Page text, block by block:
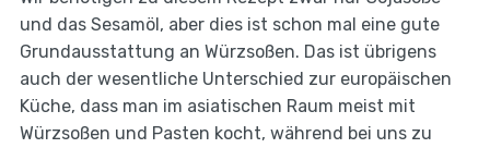
und das Sesamöl, aber dies ist schon mal eine gute
Grundausstattung an Würzsoßen. Das ist übrigens
auch der wesentliche Unterschied zur europäischen
Küche, dass man im asiatischen Raum meist mit
Würzsoßen und Pasten kocht, während bei uns zu